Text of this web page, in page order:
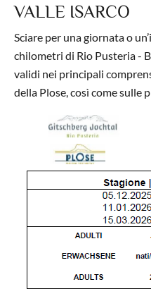
VALLE ISARCO
Sciare per una giornata o
chilometri di Rio Pusteria -
validi nei principali
della Plose, così come sulle